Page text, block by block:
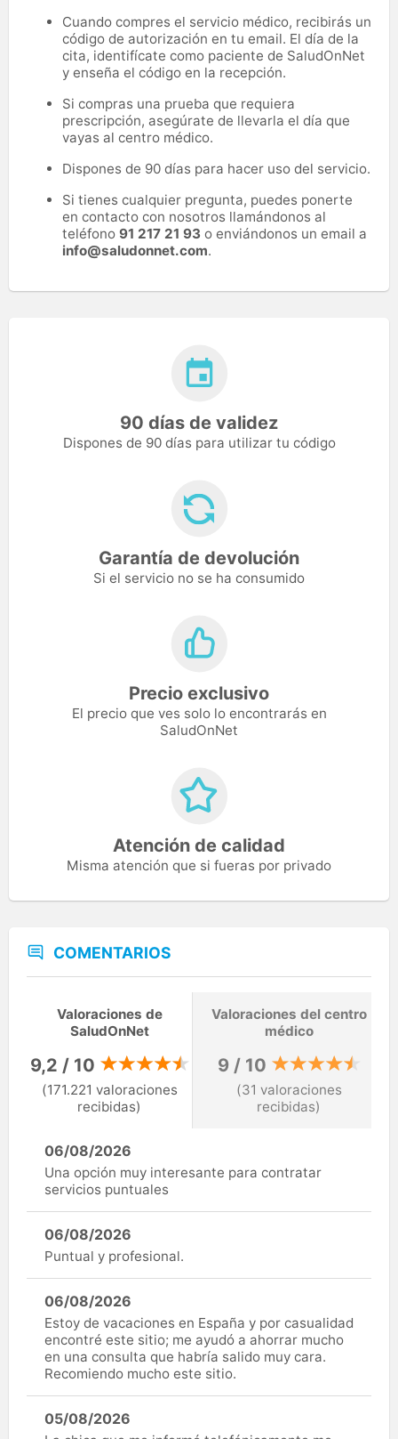
Cuando compres el servicio médico, recibirás un
código de autorización en tu email. El día de la
cita, identifícate como paciente de SaludOnNet
y enseña el código en la recepción.
Si compras una prueba que requiera
prescripción, asegúrate de llevarla el día que
vayas al centro médico.
Dispones de 90 días para hacer uso del servicio.
Si tienes cualquier pregunta, puedes ponerte
en contacto con nosotros llamándonos al
teléfono 91 217 21 93 o enviándonos un email a
info@saludonnet.com.
90 días de validez
Dispones de 90 días para utilizar tu código
Garantía de devolución
Si el servicio no se ha consumido
Precio exclusivo
El precio que ves solo lo encontrarás en
SaludOnNet
Atención de calidad
Misma atención que si fueras por privado
COMENTARIOS
Valoraciones de
SaludOnNet
9,2 / 10
(171.221 valoraciones
recibidas)
Valoraciones del centro
médico
9 / 10
(31 valoraciones
recibidas)
06/08/2026
Una opción muy interesante para contratar
servicios puntuales
06/08/2026
Puntual y profesional.
06/08/2026
Estoy de vacaciones en España y por casualidad
encontré este sitio; me ayudó a ahorrar mucho
en una consulta que habría salido muy cara.
Recomiendo mucho este sitio.
05/08/2026